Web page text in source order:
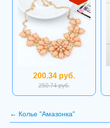
200.34 руб.
250.74 руб.
← Колье "Амазонка"